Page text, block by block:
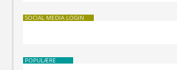
SOCIAL MEDIA LOGIN
POPULÆRE